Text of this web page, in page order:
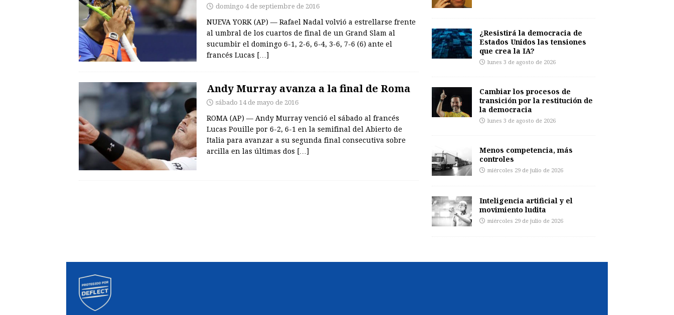
domingo 4 de septiembre de 2016
NUEVA YORK (AP) — Rafael Nadal volvió a estrellarse frente
al umbral de los cuartos de final de un Grand Slam al
sucumbir el domingo 6-1, 2-6, 6-4, 3-6, 7-6 (6) ante el
francés Lucas […]
Andy Murray avanza a la final de Roma
sábado 14 de mayo de 2016
ROMA (AP) — Andy Murray venció el sábado al francés
Lucas Pouille por 6-2, 6-1 en la semifinal del Abierto de
Italia para avanzar a su segunda final consecutiva sobre
arcilla en las últimas dos […]
¿Resistirá la democracia de
Estados Unidos las tensiones
que crea la IA?
lunes 3 de agosto de 2026
Cambiar los procesos de
transición por la restitución de
la democracia
lunes 3 de agosto de 2026
Menos competencia, más
controles
miércoles 29 de julio de 2026
Inteligencia artificial y el
movimiento ludita
miércoles 29 de julio de 2026